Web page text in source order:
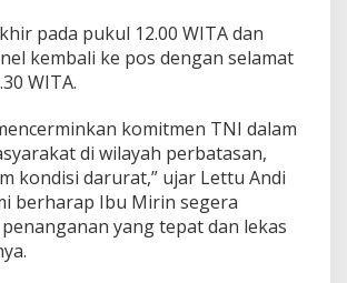
pada pukul 12.00 WITA dan
kembali ke pos dengan selamat
WITA.
komitmen TNI dalam
di wilayah perbatasan,
kondisi darurat,” ujar Lettu Andi
berharap Ibu Mirin segera
yang tepat dan lekas